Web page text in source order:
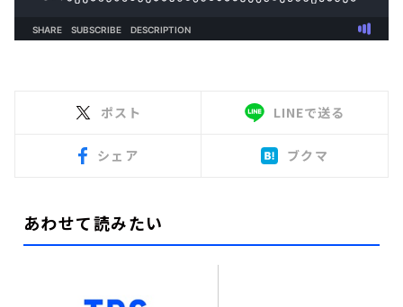
ポスト LINEで送る
シェア ブクマ
あわせて読みたい